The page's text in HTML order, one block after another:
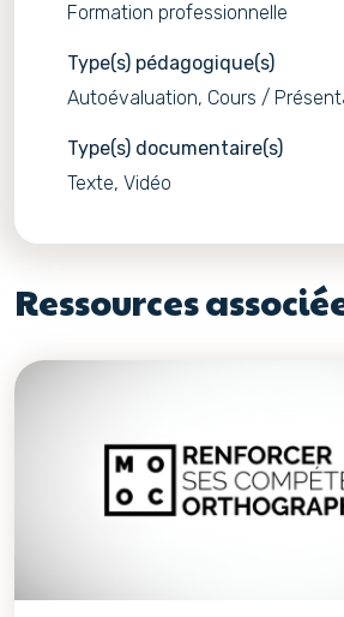
Formation professionnelle
Type(s) pédagogique(s)
Autoévaluation, Cours /
Type(s) documentaire(s)
Texte, Vidéo
Ressources